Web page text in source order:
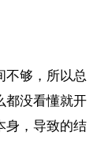
不够，所以总
都没看懂就开
身，导致的结